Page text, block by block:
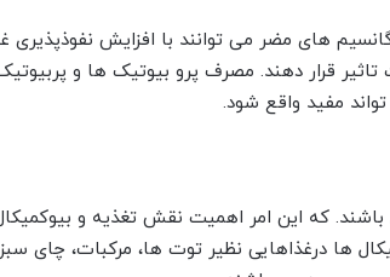
های مضر می توانند با افزایش نفوذپذیری
تاثیر قرار دهند. مصرف پرو بیوتیک ها و
مفید واقع شود.
که این امر اهمیت نقش تغذیه و بیوکمیکال
ها درغذاهایی نظیر توت ها، مرکبات، چای